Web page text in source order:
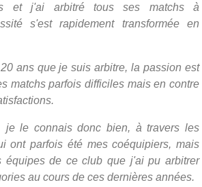
et j'ai arbitré tous ses matchs à
s'est rapidement transformée en
ans que je suis arbitre, la passion est
matchs parfois difficiles mais en contre
je le connais donc bien, à travers les
ont parfois été mes coéquipiers, mais
équipes de ce club que j'ai pu arbitrer
au cours de ces dernières années.